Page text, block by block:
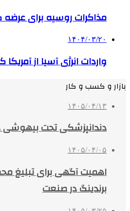
مذاکرات روسیه برای عرضه
۱۴۰۴/۰۳/۲۰
واردات انرژی آسیا از
بازار و کسب و کار
۱۴۰۵/۰۴/۱۳
دندانپزشکی تحت بیهوشی
۱۴۰۵/۰۴/۰۵
اهمیت آگهی برای تبلیغ
برندینگ در صنعت